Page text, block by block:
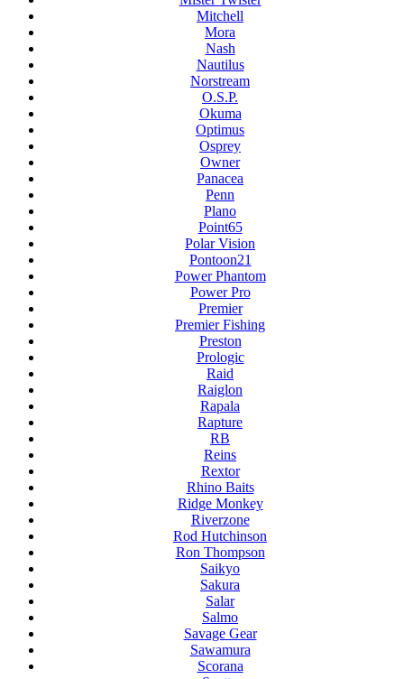
Mitchell
Mora
Nash
Nautilus
Norstream
O.S.P.
Okuma
Optimus
Osprey
Owner
Panacea
Penn
Plano
Point65
Polar Vision
Pontoon21
Power Phantom
Power Pro
Premier
Premier Fishing
Preston
Prologic
Raid
Raiglon
Rapala
Rapture
RB
Reins
Rextor
Rhino Baits
Ridge Monkey
Riverzone
Rod Hutchinson
Ron Thompson
Saikyo
Sakura
Salar
Salmo
Savage Gear
Sawamura
Scorana